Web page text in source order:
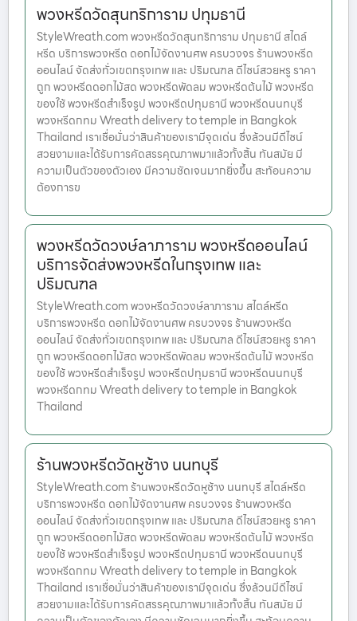
พวงหรีดวัดสุนทริการาม ปทุมธานี
StyleWreath.com พวงหรีดวัดสุนทริการาม ปทุมธานี สไตล์
หรีด บริการพวงหรีด ดอกไม้จัดงานศพ ครบวงจร ร้านพวงหรีด
ออนไลน์ จัดส่งทั่วเขตกรุงเทพ และ ปริมณฑล ดีไซน์สวยหรู ราคา
ถูก พวงหรีดดอกไม้สด พวงหรีดพัดลม พวงหรีดต้นไม้ พวงหรีด
ของใช้ พวงหรีดสำเร็จรูป พวงหรีดปทุมธานี พวงหรีดนนทบุรี
พวงหรีดกทม Wreath delivery to temple in Bangkok
Thailand เราเชื่อมั่นว่าสินค้าของเรามีจุดเด่น ซึ่งล้วนมีดีไซน์
สวยงามและได้รับการคัดสรรคุณภาพมาแล้วทั้งสิ้น ทันสมัย มี
ความเป็นตัวของตัวเอง มีความชัดเจนมากยิ่งขึ้น สะท้อนความ
ต้องการข
พวงหรีดวัดวงษ์ลาภาราม พวงหรีดออนไลน์
บริการจัดส่งพวงหรีดในกรุงเทพ และ
ปริมณฑล
StyleWreath.com พวงหรีดวัดวงษ์ลาภาราม สไตล์หรีด
บริการพวงหรีด ดอกไม้จัดงานศพ ครบวงจร ร้านพวงหรีด
ออนไลน์ จัดส่งทั่วเขตกรุงเทพ และ ปริมณฑล ดีไซน์สวยหรู ราคา
ถูก พวงหรีดดอกไม้สด พวงหรีดพัดลม พวงหรีดต้นไม้ พวงหรีด
ของใช้ พวงหรีดสำเร็จรูป พวงหรีดปทุมธานี พวงหรีดนนทบุรี
พวงหรีดกทม Wreath delivery to temple in Bangkok
Thailand
ร้านพวงหรีดวัดหูช้าง นนทบุรี
StyleWreath.com ร้านพวงหรีดวัดหูช้าง นนทบุรี สไตล์หรีด
บริการพวงหรีด ดอกไม้จัดงานศพ ครบวงจร ร้านพวงหรีด
ออนไลน์ จัดส่งทั่วเขตกรุงเทพ และ ปริมณฑล ดีไซน์สวยหรู ราคา
ถูก พวงหรีดดอกไม้สด พวงหรีดพัดลม พวงหรีดต้นไม้ พวงหรีด
ของใช้ พวงหรีดสำเร็จรูป พวงหรีดปทุมธานี พวงหรีดนนทบุรี
พวงหรีดกทม Wreath delivery to temple in Bangkok
Thailand เราเชื่อมั่นว่าสินค้าของเรามีจุดเด่น ซึ่งล้วนมีดีไซน์
สวยงามและได้รับการคัดสรรคุณภาพมาแล้วทั้งสิ้น ทันสมัย มี